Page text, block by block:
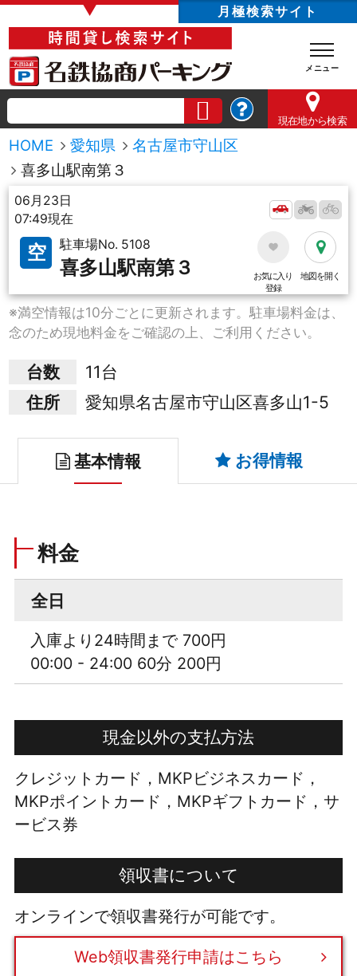
▼ 月極検索サイト
現在地から検索
HOME 愛知県
名古屋市守山区
喜多山駅南第３
06月23日
07:49現在
空 駐車場No. 5108
喜多山駅南第３
お気に入り
登録
地図を開く
※満空情報は10分ごとに更新されます。駐車場料金は、
念のため現地料金をご確認の上、ご利用ください。
台数
11台
住所
愛知県名古屋市守山区喜多山1-5
基本情報 お得情報
料金
全日
入庫より24時間まで 700円
00:00 - 24:00 60分 200円
現金以外の支払方法
クレジットカード，MKPビジネスカード，
MKPポイントカード，MKPギフトカード，サ
ービス券
領収書について
オンラインで領収書発行が可能です。
Web領収書発行申請はこちら